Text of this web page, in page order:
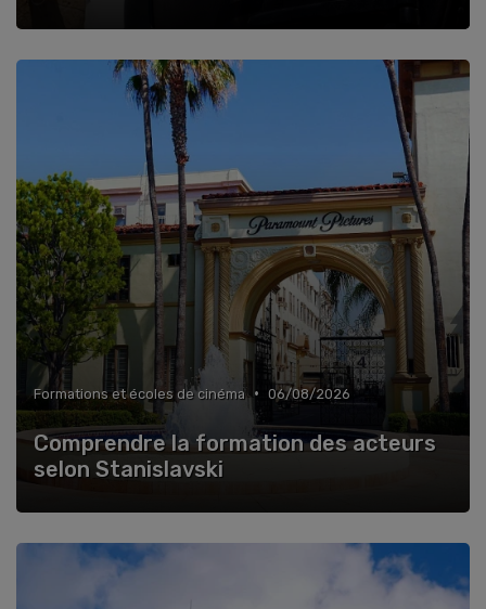
Formations et écoles de cinéma • 06/08/2026
Comprendre la formation des acteurs
selon Stanislavski